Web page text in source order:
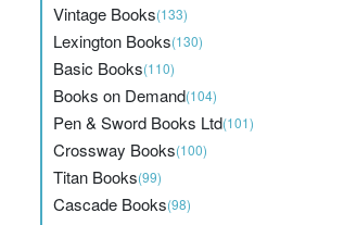
Vintage Books(133)
Lexington Books(130)
Basic Books(110)
Books on Demand(104)
Pen & Sword Books Ltd(101)
Crossway Books(100)
Titan Books(99)
Cascade Books(98)